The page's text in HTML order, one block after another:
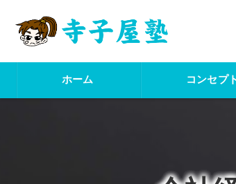
ホーム コンセプト